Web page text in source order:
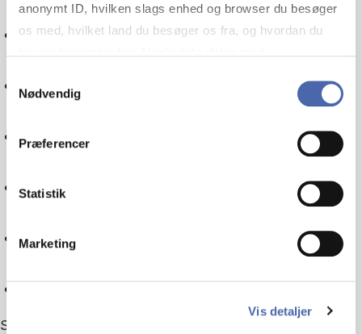
anonymt ID, hvilken slags enhed og browser du besøger
os med, hvilket land du besøger os fra, og hvordan du
markedsføring. Du bestemmer selv - og kan altid trække
Nødvendig
Præferencer
Statistik
Marketing
Vis detaljer
Pensions
Sociology
Technology
Reset
Showing 37 out of 37 events